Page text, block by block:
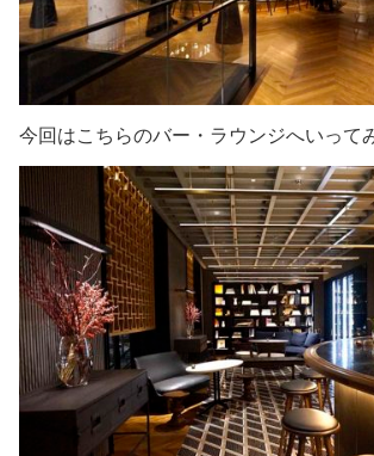
今回はこちらのバー・ラウンジへいって